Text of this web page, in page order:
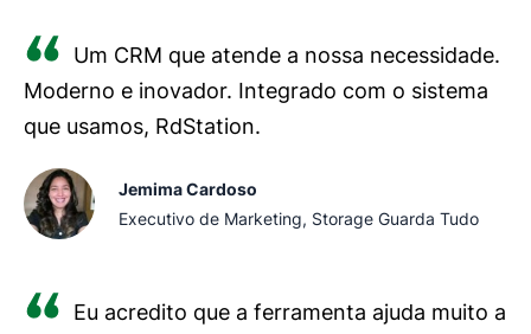
Um CRM que atende a nossa necessidade.
Moderno e inovador. Integrado com o sistema
que usamos, RdStation.
Jemima Cardoso
Executivo de Marketing, Storage Guarda Tudo
Eu acredito que a ferramenta ajuda muito a